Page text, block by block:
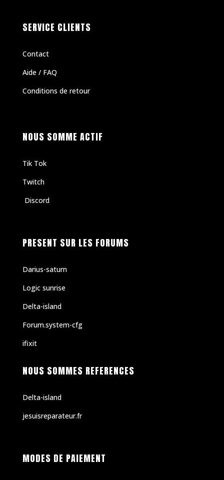
SERVICE CLIENTS
Contact
Aide / FAQ
Conditions de retour
NOUS SOMME ACTIF
Tik Tok
Twitch
Discord
PRESENT SUR LES FORUMS
Darius-saturn
Logic sunrise
Delta-island
Forum.system-cfg
ifixit
NOUS SOMMES REFERENCES
Delta-island
jesuisreparateur.fr
MODES DE PAIEMENT